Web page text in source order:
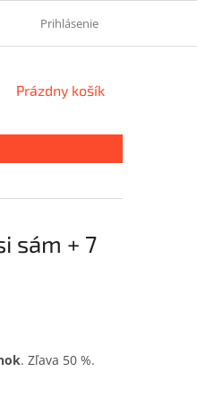
KONTAKT O NÁS
Prihlásenie
NÁKUPNÝ
Prázdny košík
sám + 7
. Zľava 50 %.